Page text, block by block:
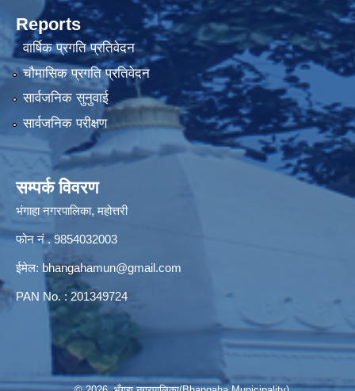
Reports
वार्षिक प्रगति प्रतिवेदन
चौमासिक प्रगति प्रतिवेदन
सार्वजनिक सुनुवाई
सार्वजनिक परीक्षण
सम्पर्क विवरण
भंगाहा नगरपालिका, महोत्तरी
फोन नं . 9854032003
ईमेल: bhangahamun@gmail.com
PAN No. : 201349724